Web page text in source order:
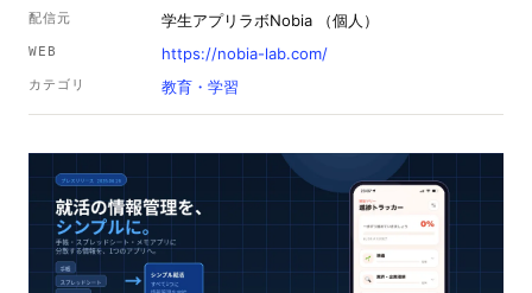
配信元 学生アプリラボNobia （個人）
WEB https://nobia-lab.com/
カテゴリ 教育・学習